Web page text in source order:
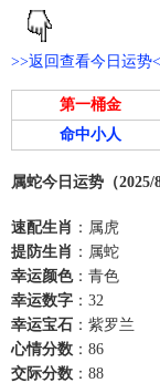
>>返回查看今日运势
第一桶金
命中小人
属蛇今日运势（2025/
速配生肖 ：属虎
提防生肖 ：属蛇
幸运颜色：青色
幸运数字 ：32
幸运宝石 ：紫罗兰
心情分数 ：86
交际分数 ：88